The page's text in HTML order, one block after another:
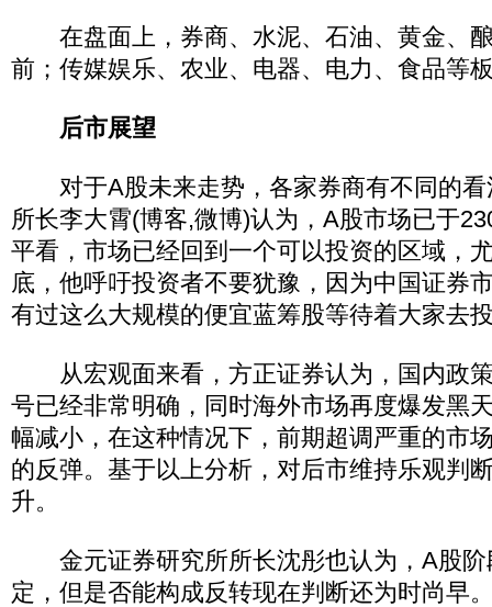
在盘面上，券商、水泥、石油、黄金、
前；传媒娱乐、农业、电器、电力、食品等
后市展望
对于A股未来走势，各家券商有不同的看
所长李大霄(博客,微博)认为，A股市场已于
平看，市场已经回到一个可以投资的区域，
底，他呼吁投资者不要犹豫，因为中国证券
有过这么大规模的便宜蓝筹股等待着大家去
从宏观面来看，方正证券认为，国内政
号已经非常明确，同时海外市场再度爆发黑
幅减小，在这种情况下，前期超调严重的市
的反弹。基于以上分析，对后市维持乐观判
升。
金元证券研究所所长沈彤也认为，A股阶
定，但是否能构成反转现在判断还为时尚早